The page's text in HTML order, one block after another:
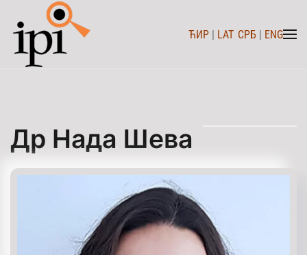
Skip to main content ЋИР | LAT СРБ | ENG
Др Нада Шева